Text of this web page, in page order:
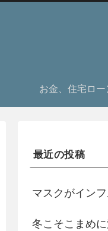
お金、住宅ロー
最近の投稿
マスクがイン
冬こそこまめ